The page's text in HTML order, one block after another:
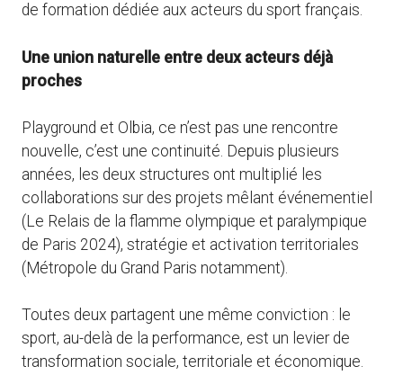
de formation dédiée aux acteurs du sport français.
Une union naturelle entre deux acteurs déjà
proches
Playground et Olbia, ce n’est pas une rencontre
nouvelle, c’est une continuité. Depuis plusieurs
années, les deux structures ont multiplié les
collaborations sur des projets mêlant événementiel
(Le Relais de la flamme olympique et paralympique
de Paris 2024), stratégie et activation territoriales
(Métropole du Grand Paris notamment).
Toutes deux partagent une même conviction : le
sport, au-delà de la performance, est un levier de
transformation sociale, territoriale et économique.